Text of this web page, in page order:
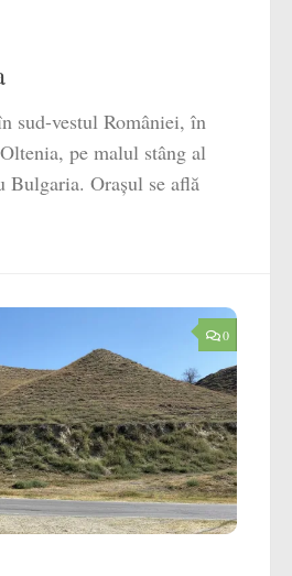
sud-vestul României, în
pe malul stâng al
Orașul se află
0